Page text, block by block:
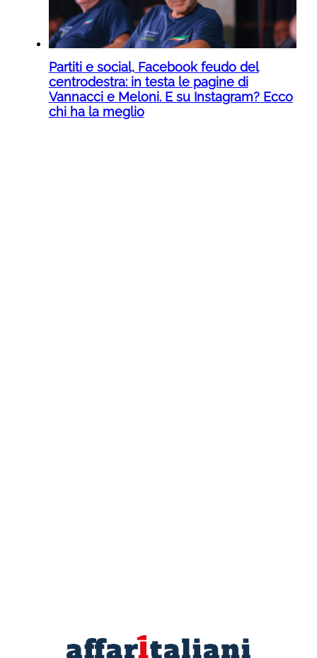
Partiti e social, Facebook feudo del
centrodestra: in testa le pagine di
Vannacci e Meloni. E su Instagram? Ecco
chi ha la meglio